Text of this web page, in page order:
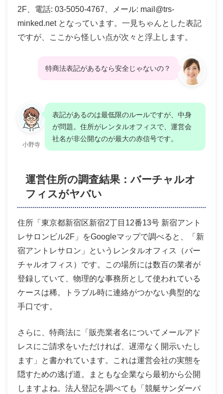
2F、電話: 03-5050-4767、メール: mail@trs-
minked.net となっています。一見ちゃんとした表記
ですが、ここから怪しい点が次々と浮上します。
特商法表記があるなら安全じゃないの？
小野寺
表記があるのは最低限のルールですが、中身
が問題。住所がレンタルオフィスで、運営会
社名が非公開なのが最大の赤信号です。
運営住所の調査結果：バーチャルオ
フィスがヤバい
住所「東京都新宿区新宿2丁目12番13号 新宿アント
レサロンビル2F」をGoogleマップで調べると、「新
宿アントレサロン」というレンタルオフィス（バー
チャルオフィス）です。この場所には数百の業者が
登録していて、物理的な事務所として使われている
ケースは稀。トラブル時に連絡がつかない典型的な
手口です。
さらに、特商法に「販売業者名についてメールアド
レスにご請求をいただければ、遅滞なく開示いたし
ます」と書かれています。これは運営会社の実態を
隠すための逃げ道。まともな企業なら最初から公開
しますよね。法人登記を調べても「競艇サンダーバ